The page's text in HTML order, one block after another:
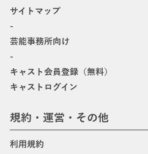
サイトマップ
-
芸能事務所向け
-
キャスト会員登録（無料）
キャストログイン
規約・運営・その他
利用規約